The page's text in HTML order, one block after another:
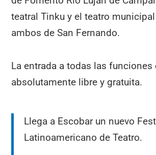
teatral Tinku y el teatro
ambos de San Fernando.
La entrada a todas las funciones
absolutamente libre y gratuita.
Llega a Escobar un nuevo
Latinoamericano de Teatro.